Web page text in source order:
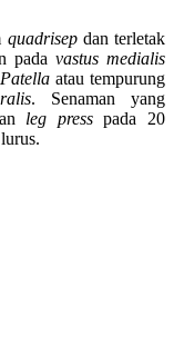
quadrisepdan terletak
pada vastus medialis
Patellaatau tempurung
. Senaman yang
leg presspada 20